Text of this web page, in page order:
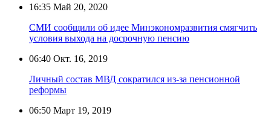
16:35 Май 20, 2020
СМИ сообщили об идее Минэкономразвития смягчить
условия выхода на досрочную пенсию
06:40 Окт. 16, 2019
Личный состав МВД сократился из-за пенсионной
реформы
06:50 Март 19, 2019